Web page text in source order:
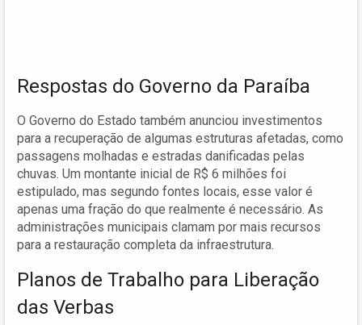
Respostas do Governo da Paraíba
O Governo do Estado também anunciou investimentos
para a recuperação de algumas estruturas afetadas, como
passagens molhadas e estradas danificadas pelas
chuvas. Um montante inicial de R$ 6 milhões foi
estipulado, mas segundo fontes locais, esse valor é
apenas uma fração do que realmente é necessário. As
administrações municipais clamam por mais recursos
para a restauração completa da infraestrutura.
Planos de Trabalho para Liberação
das Verbas